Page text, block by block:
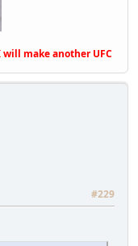
make another UFC
#229